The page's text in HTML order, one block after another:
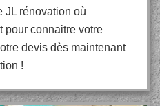
JL rénovation où
pour connaitre votre
devis dès maintenant
!